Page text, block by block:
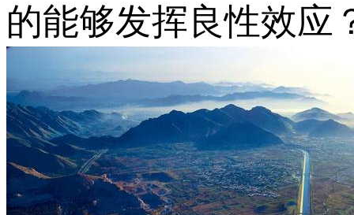
的能够发挥良性效